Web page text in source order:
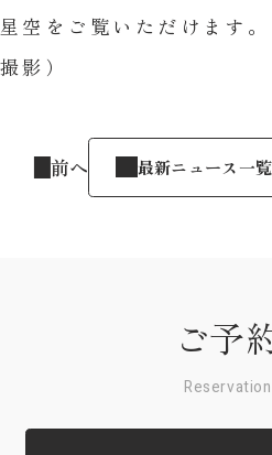
星空をご覧いただけま
撮影）
前へ 最新ニュース一
ご予
Reservation